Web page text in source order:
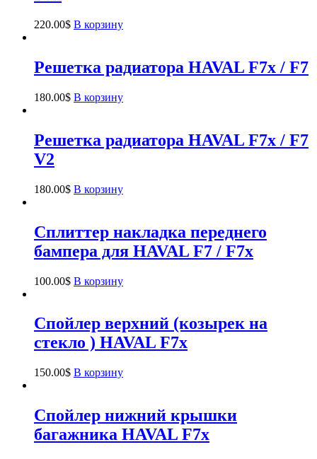
220.00$ В корзину
Решетка радиатора HAVAL F7x / F7
180.00$ В корзину
Решетка радиатора HAVAL F7x / F7
V2
180.00$ В корзину
Сплиттер накладка переднего
бампера для HAVAL F7 / F7x
100.00$ В корзину
Спойлер верхний (козырек на
стекло ) HAVAL F7x
150.00$ В корзину
Спойлер нижний крышки
багажника HAVAL F7x